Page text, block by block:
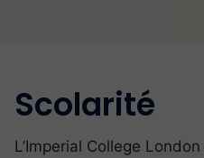
Scolarité
L’Imperial College